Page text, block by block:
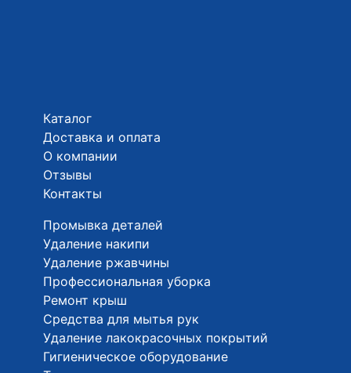
Каталог
Доставка и оплата
О компании
Отзывы
Контакты
Промывка деталей
Удаление накипи
Удаление ржавчины
Профессиональная уборка
Ремонт крыш
Средства для мытья рук
Удаление лакокрасочных покрытий
Гигиеническое оборудование